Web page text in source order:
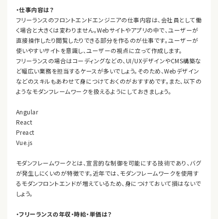
・仕事内容は？
フリーランスのフロントエンドエンジニアの仕事内容は、会社員として働
く場合と大きくは変わりません。Webサイトやアプリの中で、ユーザーが
直接操作したり閲覧したりできる部分を作るのが仕事です。ユーザーが
使いやすいサイトを意識し、ユーザーの視点に立って作成します。
フリーランスの場合はコーディングなどの、UI/UXデザインやCMS構築な
ど幅広い業務を担当するケースが多いでしょう。そのため、Webデザイン
などのスキルもあわせて身につけておくのがおすすめです。また、以下の
ようなモダンフレームワークを扱えるようにしておきましょう。
Angular
React
Preact
Vue.js
モダンフレームワークとは、宣言的な制御を可能にする技術であり、バグ
が発生しにくいのが特徴です。近年では、モダンフレームワークを使用す
るモダンフロントエンドが増えているため、身につけておいて損はないで
しょう。
・フリーランスの年収・時給・単価は？